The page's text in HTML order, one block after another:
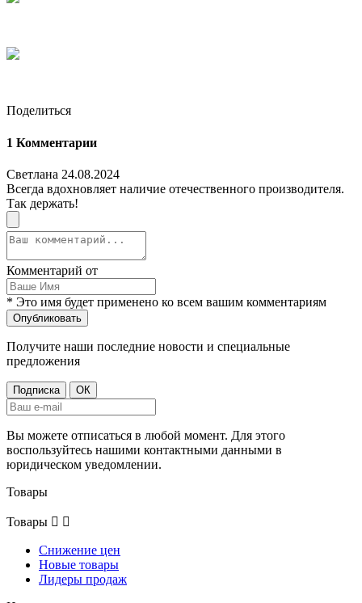
Поделиться
1 Комментарии
Светлана 24.08.2024
Всегда вдохновляет наличие отечественного производителя.
Так держать!
Комментарий от
* Это имя будет применено ко всем вашим комментариям
Опубликовать
Получите наши последние новости и специальные
предложения
Вы можете отписаться в любой момент. Для этого
воспользуйтесь нашими контактными данными в
юридическом уведомлении.
Товары
Товары  
Снижение цен
Новые товары
Лидеры продаж